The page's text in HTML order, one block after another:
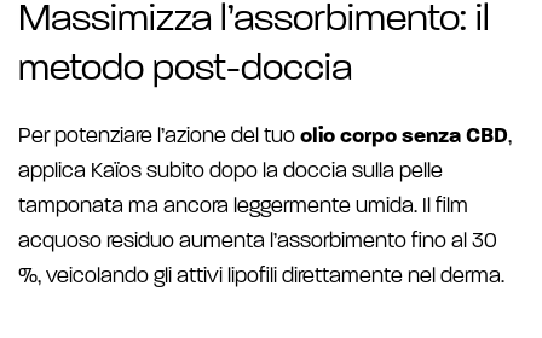
Massimizza l’assorbimento: il
metodo post-doccia
Per potenziare l’azione del tuo olio corpo senza CBD,
applica Kaïos subito dopo la doccia sulla pelle
tamponata ma ancora leggermente umida. Il film
acquoso residuo aumenta l’assorbimento fino al 30
%, veicolando gli attivi lipofili direttamente nel derma.